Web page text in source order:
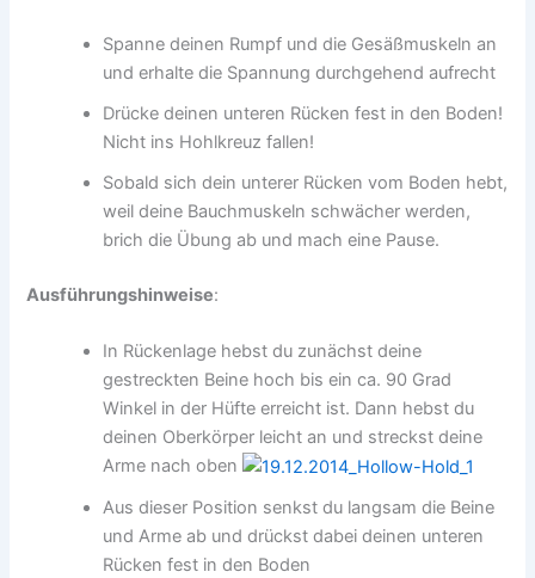
Spanne deinen Rumpf und die Gesäßmuskeln an
und erhalte die Spannung durchgehend aufrecht
Drücke deinen unteren Rücken fest in den Boden!
Nicht ins Hohlkreuz fallen!
Sobald sich dein unterer Rücken vom Boden hebt,
weil deine Bauchmuskeln schwächer werden,
brich die Übung ab und mach eine Pause.
Ausführungshinweise:
In Rückenlage hebst du zunächst deine
gestreckten Beine hoch bis ein ca. 90 Grad
Winkel in der Hüfte erreicht ist. Dann hebst du
deinen Oberkörper leicht an und streckst deine
Arme nach oben
Aus dieser Position senkst du langsam die Beine
und Arme ab und drückst dabei deinen unteren
Rücken fest in den Boden